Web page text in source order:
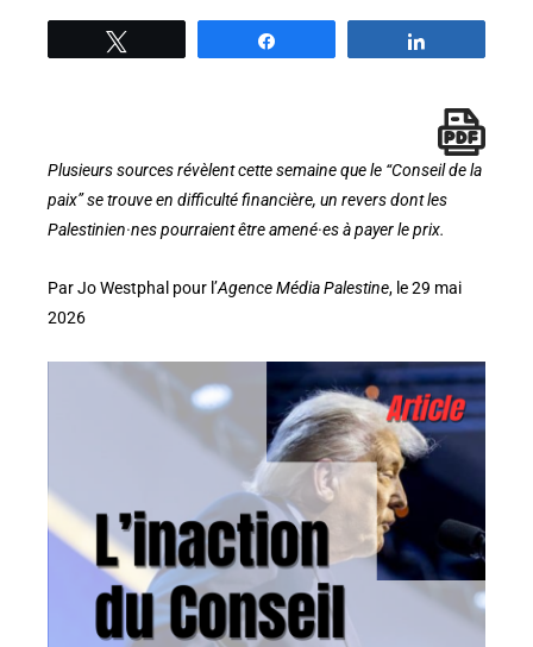
Plusieurs sources révèlent cette semaine que le “Conseil de la
paix” se trouve en difficulté financière, un revers dont les
Palestinien·nes pourraient être amené·es à payer le prix.
Par Jo Westphal pour l’Agence Média Palestine, le 29 mai
2026